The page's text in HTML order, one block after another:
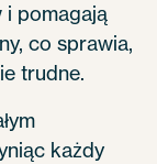
i pomagają
co sprawia,
trudne.
każdy